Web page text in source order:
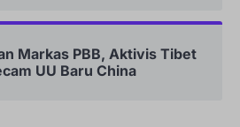
Markas PBB, Aktivis Tibet
UU Baru China